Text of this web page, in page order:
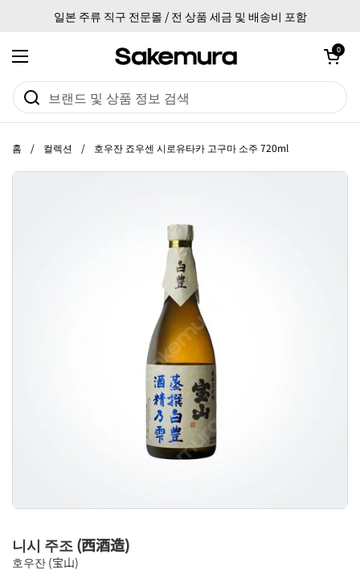
일본 주류 직구 전문몰 / 전 상품 세금 및 배송비 포함
메뉴 열기
카트 열기
0
홈 / 컬렉션 / 호우잔 죠우센 시로유타카 고구마 소주 720ml
니시 주조 (西酒造)
호우잔 (宝山)